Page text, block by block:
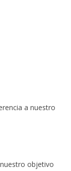
a nuestro
objetivo